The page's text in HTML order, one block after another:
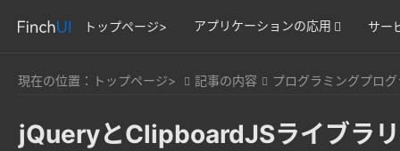
トップページ> アプリケーションの応用 サー
現在の位置： トップページ> 記事の内容 プログラミングプロ
jQueryとClipboardJSライブラ